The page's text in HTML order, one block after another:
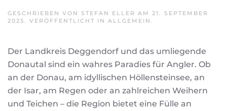
GESCHRIEBEN VON STEFAN ELLER AM 21. SEPTEMBER
2025
. VERÖFFENTLICHT IN ALLGEMEIN
Der Landkreis Deggendorf und das umliegende
Donautal sind ein wahres Paradies für Angler. Ob
an der Donau, am idyllischen Höllensteinsee, an
der Isar, am Regen oder an zahlreichen Weihern
und Teichen – die Region bietet eine Fülle an